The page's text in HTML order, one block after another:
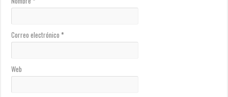
Correo electrónico*
Web